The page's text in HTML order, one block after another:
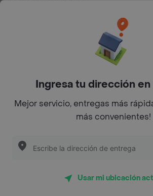
Top Marcas y Cadenas de
Encuéntranos en estos países
App Store Google play
Restaurantes cerca de mi para pedir
Ingresa tu dirección en
Mejor servicio, entregas más
más convenientes!
Usar mi ubicación